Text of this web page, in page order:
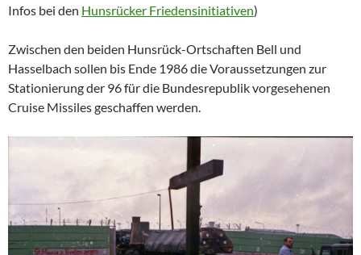
Infos bei den Hunsrücker Friedensinitiativen)
Zwischen den beiden Hunsrück-Ortschaften Bell und
Hasselbach sollen bis Ende 1986 die Voraussetzungen zur
Stationierung der 96 für die Bundesrepublik vorgesehenen
Cruise Missiles geschaffen werden.